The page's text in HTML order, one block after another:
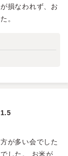
損なわれず、お
。
1.5
が多い会でした
した。 お米が